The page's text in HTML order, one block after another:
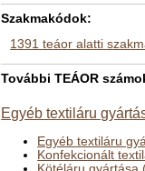
Szakmakódok:
1391 teáor alatti
További TEÁOR
Egyéb textiláru
Egyéb textiláru
Konfekcionált